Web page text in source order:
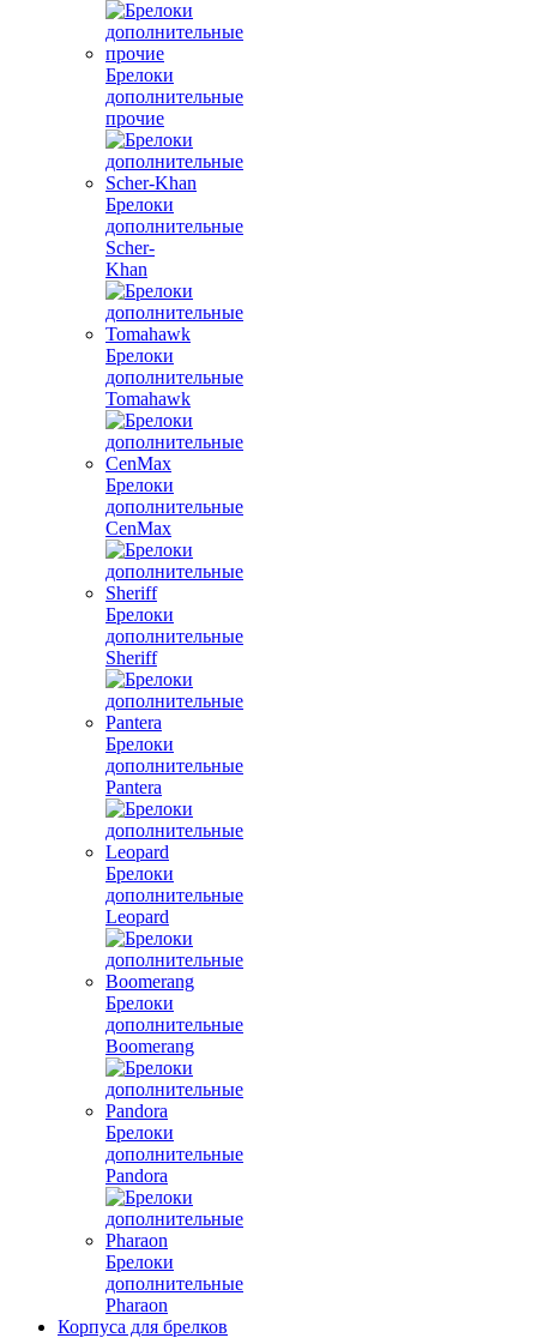
Брелоки
дополнительные
прочие
Брелоки
дополнительные
Scher-
Khan
Брелоки
дополнительные
Tomahawk
Брелоки
дополнительные
CenMax
Брелоки
дополнительные
Sheriff
Брелоки
дополнительные
Pantera
Брелоки
дополнительные
Leopard
Брелоки
дополнительные
Boomerang
Брелоки
дополнительные
Pandora
Брелоки
дополнительные
Pharaon
Корпуса для брелков